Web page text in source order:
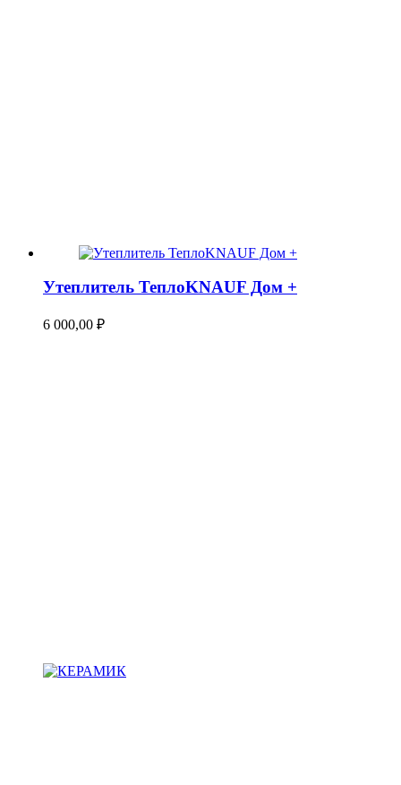
Утеплитель ТеплоKNAUF Дом +
6 000,00 ₽